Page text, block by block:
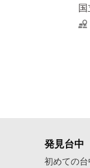
発見台中
初めての台